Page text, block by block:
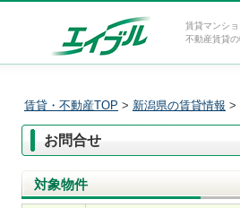
賃貸マンシ
不動産賃貸
賃貸・不動産TOP > 新潟県の賃貸情報 >
お問合せ
対象物件